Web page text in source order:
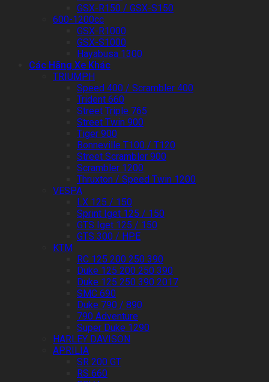
GSX-R150 / GSX-S150
600-1200cc
GSX-R1000
GSX-S1000
Hayabusa 1300
Các Hãng Xe Khác
TRIUMPH
Speed 400 / Scrambler 400
Trident 660
Street Triple 765
Street Twin 900
Tiger 900
Bonneville T100 / T120
Street Scrambler 900
Scrambler 1200
Thruxton / Speed Twin 1200
VESPA
LX 125 / 150
Sprint Iget 125 / 150
GTS Iget 125 / 150
GTS 300 / HPE
KTM
RC 125 200 250 390
Duke 125 200 250 390
Duke 125 250 390 2017
SMC 690
Duke 790 / 890
790 Adventure
Super Duke 1290
HARLEY DAVISON
APRILIA
SR 200 GT
RS 660